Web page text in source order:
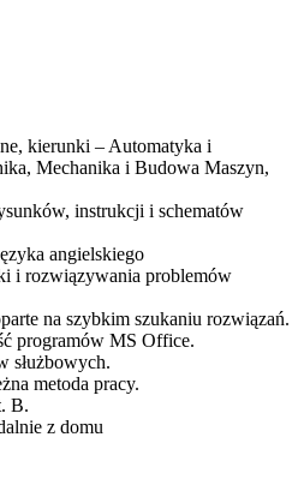
kierunki – Automatyka i
Mechanika i Budowa Maszyn,
instrukcji i schematów
angielskiego
i rozwiązywania problemów
na szybkim szukaniu rozwiązań.
programów MS Office.
służbowych.
metoda pracy.
B.
z domu